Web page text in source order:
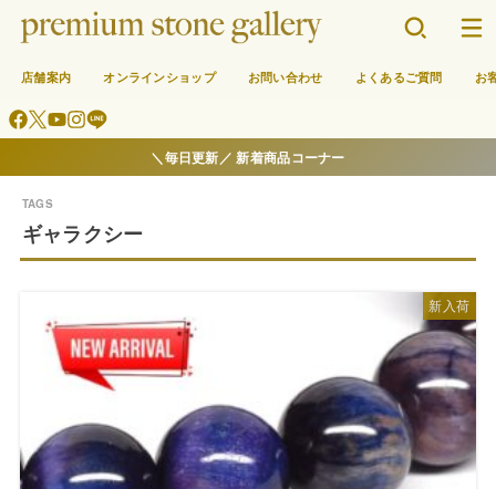
店舗案内 オンラインショップ お問い合わせ よくあるご質問 お
＼毎日更新／ 新着商品コーナー
ギャラクシー
新入荷